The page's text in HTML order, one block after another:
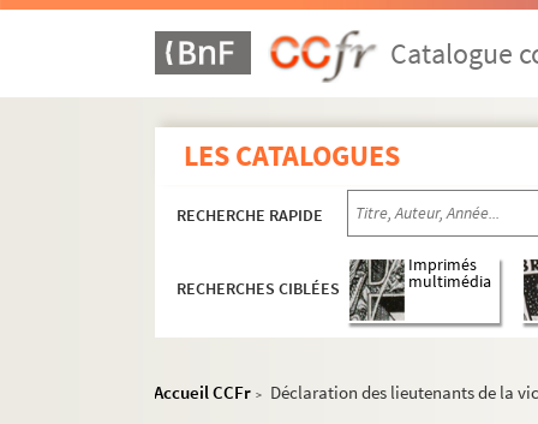
Catalogue
LES CATALOGUES
RECHERCHE RAPIDE
RECHERCHES CIBLÉES
Imprimés
multimédia
Accueil CCFr > Déclaration des lieutenants de la